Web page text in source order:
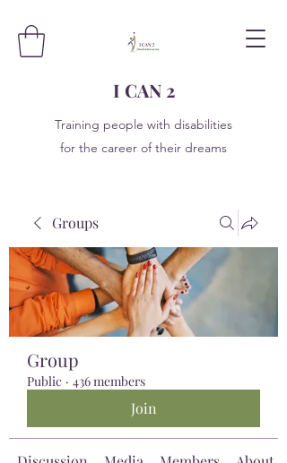
I CAN 2
Training people with disabilities
for the career of their dreams
Groups
Group
Public · 436 members
Join